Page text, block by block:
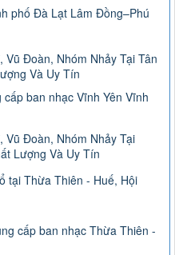
phố Đà Lạt Lâm Đồng–Phú
Vũ Đoàn, Nhóm Nhảy Tại Tân
Và Uy Tín
ban nhạc Vĩnh Yên Vĩnh
Vũ Đoàn, Nhóm Nhảy Tại
Lượng Và Uy Tín
tại Thừa Thiên - Huế, Hội
cấp ban nhạc Thừa Thiên -